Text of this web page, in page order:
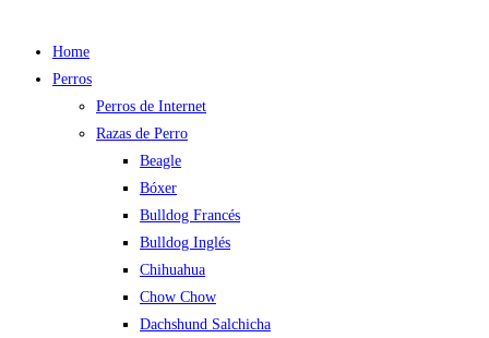
Home
Perros
Perros de Internet
Razas de Perro
Beagle
Bóxer
Bulldog Francés
Bulldog Inglés
Chihuahua
Chow Chow
Dachshund Salchicha